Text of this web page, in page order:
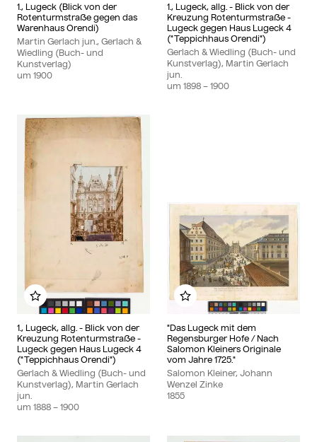
1., Lugeck (Blick von der
Rotenturmstraße gegen das
Warenhaus Orendi)
Martin Gerlach jun., Gerlach &
Wiedling (Buch- und
Kunstverlag)
um 1900
1., Lugeck, allg. - Blick von der
Kreuzung Rotenturmstraße -
Lugeck gegen Haus Lugeck 4
("Teppichhaus Orendi")
Gerlach & Wiedling (Buch- und
Kunstverlag), Martin Gerlach
jun.
um 1898 – 1900
1., Lugeck, allg. - Blick von der
Kreuzung Rotenturmstraße -
Lugeck gegen Haus Lugeck 4
("Teppichhaus Orendi")
Gerlach & Wiedling (Buch- und
Kunstverlag), Martin Gerlach
jun.
um 1888 – 1900
Zu meinem Album hinzufügen
"Das Lugeck mit dem
Regensburger Hofe / Nach
Salomon Kleiners Originale
vom Jahre 1725."
Salomon Kleiner, Johann
Wenzel Zinke
1855
Zu meinem Album